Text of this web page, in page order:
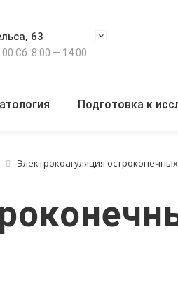
63
Сб: 8:00 — 14:00
Подготовка к
Электрокоагуляция